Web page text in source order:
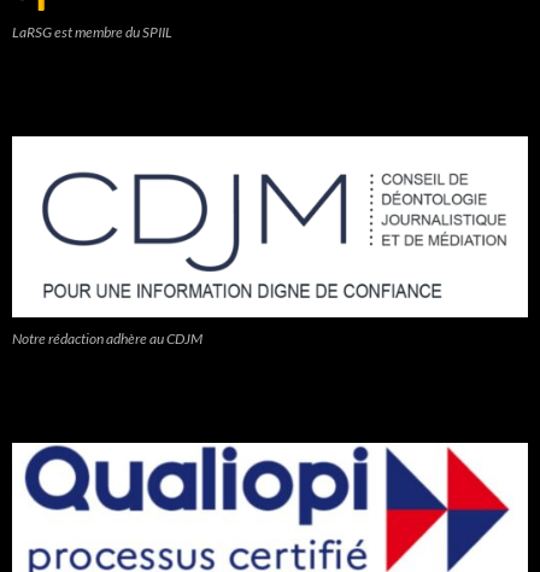
LaRSG est membre du SPIIL
Notre rédaction adhère au CDJM